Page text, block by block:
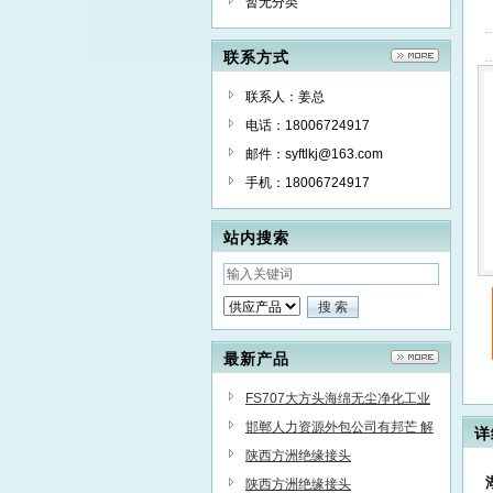
联系方式
联系人：姜总
电话：18006724917
邮件：syftlkj@163.com
手机：18006724917
站内搜索
最新产品
FS707大方头海绵无尘净化工业
棉签清洁擦拭棒
邯郸人力资源外包公司有邦芒 解
决人力资源管理中的复杂问题
陕西方洲绝缘接头
陕西方洲绝缘接头